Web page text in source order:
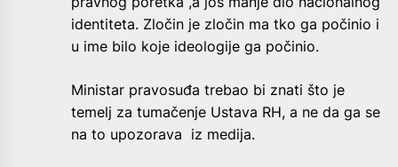
identiteta. Zločin je zločin ma tko ga počinio i
u ime bilo koje ideologije ga počinio.
Ministar pravosuđa trebao bi znati što je
temelj za tumačenje Ustava RH, a ne da ga se
na to upozorava iz medija.